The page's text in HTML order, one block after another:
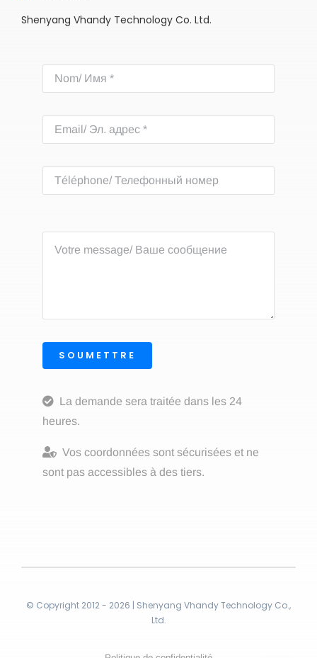
Shenyang Vhandy Technology Co. Ltd.
SOUMETTRE
La demande sera traitée dans les 24
heures.
Vos coordonnées sont sécurisées et ne
sont pas accessibles à des tiers.
© Copyright 2012 - 2026 | Shenyang Vhandy Technology Co.,
Ltd.